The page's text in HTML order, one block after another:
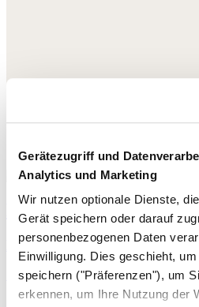
Gerätezugriff und
Analytics und Marketing
Wir nutzen optionale Dienste,
Gerät speichern oder darauf
personenbezogenen Daten
Einwilligung. Dies geschieht,
speichern ("Präferenzen"), um
erkennen, um Ihre Nutzung der
Bedruckte Bluse
Bio-Baumwolle
165,- €